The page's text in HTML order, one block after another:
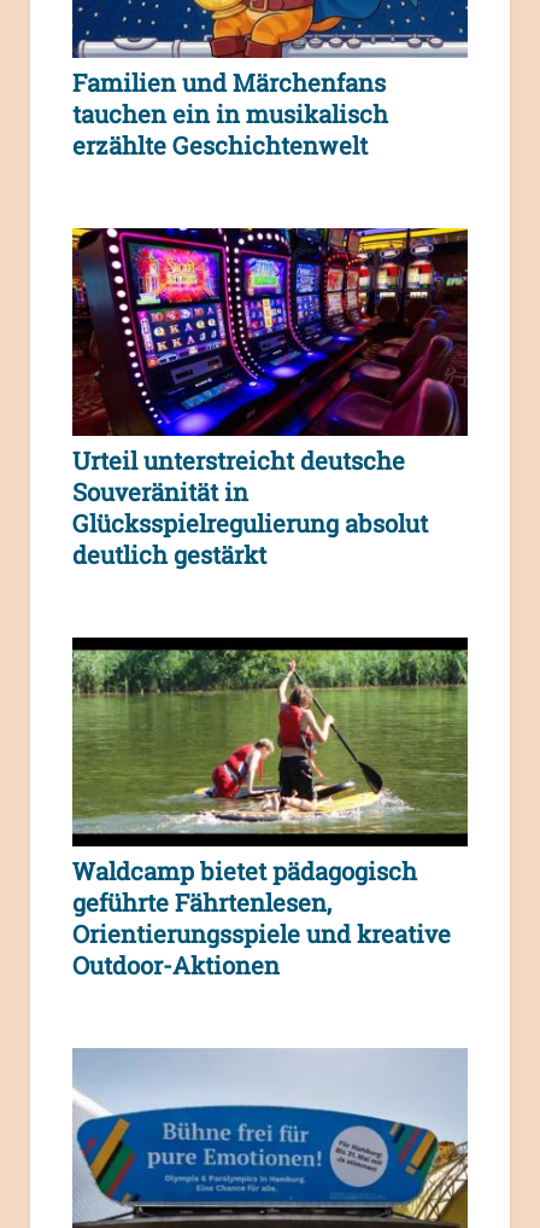
Familien und Märchenfans
tauchen ein in musikalisch
erzählte Geschichtenwelt
Urteil unterstreicht deutsche
Souveränität in
Glücksspielregulierung absolut
deutlich gestärkt
Waldcamp bietet pädagogisch
geführte Fährtenlesen,
Orientierungsspiele und kreative
Outdoor-Aktionen